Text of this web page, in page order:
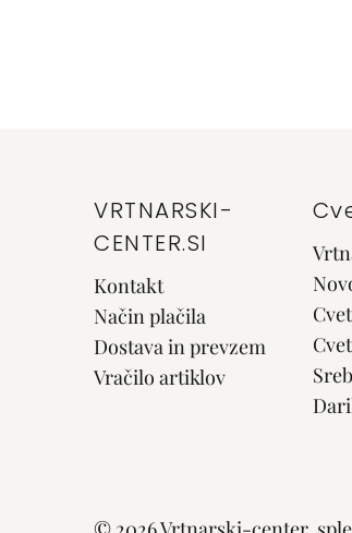
VRTNARSKI-
CENTER.SI
Kontakt
Način plačila
Dostava in prevzem
Vračilo artiklov